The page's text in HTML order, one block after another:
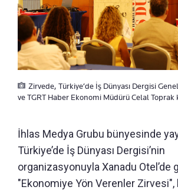
Zirvede, Türkiye’de İş Dünyası Dergisi
ve TGRT Haber Ekonomi Müdürü Celal Toprak
İhlas Medya Grubu bünyesinde
Türkiye’de İş Dünyası Dergisi’nin
organizasyonuyla Xanadu Otel’de
"Ekonomiye Yön Verenler Zirvesi",